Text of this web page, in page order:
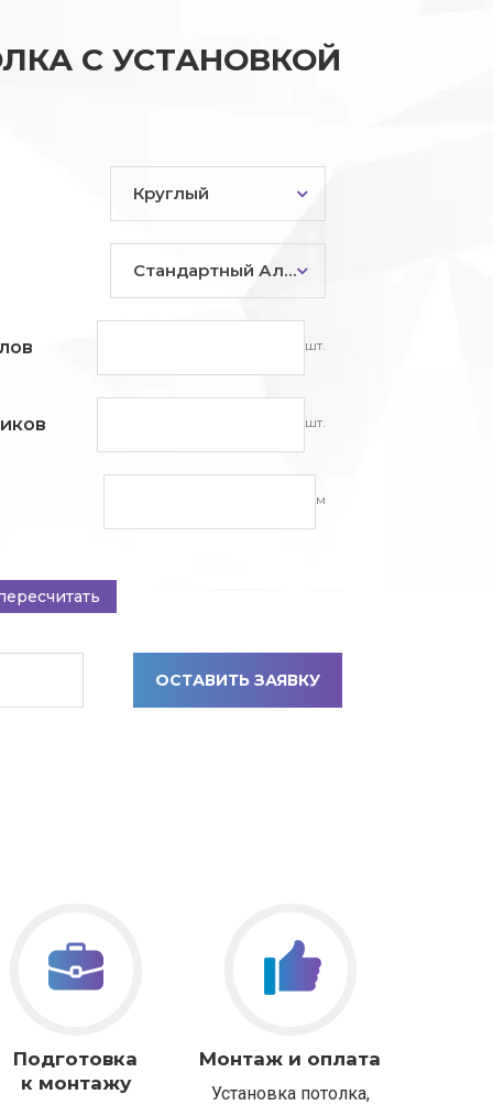
С УСТАНОВКОЙ
Круглый
Стандартный Алюминий
шт.
шт.
м
ОСТАВИТЬ ЗАЯВКУ
Подготовка
к монтажу
Монтаж и оплата
Установка потолка,